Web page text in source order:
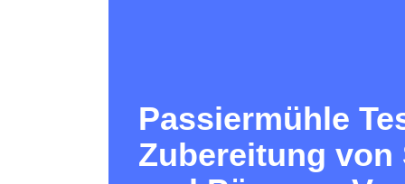
Passiermühle
Zubereitung von